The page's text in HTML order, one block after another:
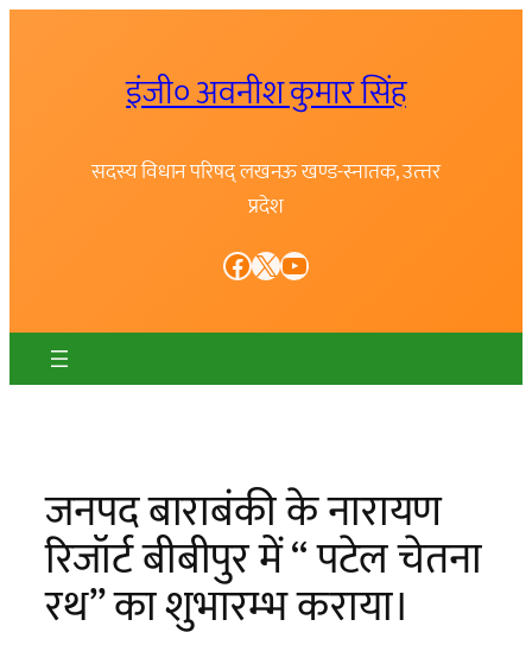
इंजी० अवनीश कुमार सिंह
सदस्य विधान परिषद् लखनऊ खण्ड-स्नातक, उत्त्तर
प्रदेश
Facebook X YouTube
जनपद बाराबंकी के नारायण
रिजॉर्ट बीबीपुर में “ पटेल चेतना
रथ” का शुभारम्भ कराया।